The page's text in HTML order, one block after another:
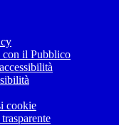
il Pubblico
cookie